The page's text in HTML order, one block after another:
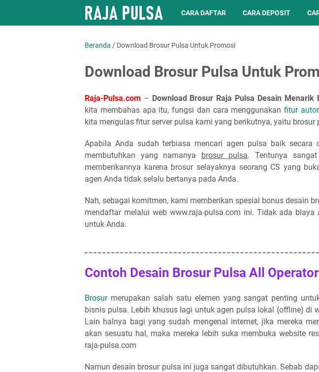
CARA DAFTAR CARA DEPOSIT
Beranda / Download Brosur Pulsa Untuk Promosi
Download Brosur Pulsa Untuk
Raja-Pulsa.com – Download Brosur Raja Pulsa Desain Menarik
kita membahas apa itu, fungsi dan cara menggunakan fitur
kita mengulas fitur server pulsa kami yang berikutnya, yaitu brosur
Apabila Anda sudah terbiasa mencari agen pulsa baik secara
membutuhkan yang namanya brosur pulsa. Tentunya
memberikannya karena brosur selayaknya seorang CS yang
agen Anda tidak selalu bertanya pada Anda.
Nah, sebagai komitmen, kami memberikan spesial bonus desain
mendaftar melalui web www.raja-pulsa.com ini. Tidak ada biaya
untuk Anda.
Contoh Desain Brosur Pulsa All Operator
Brosurmerupakan salah satu elemen yang sangat penting
bisnis pulsa. Lebih khusus lagi untuk agen pulsa lokal (offline) di
Lain halnya bagi yang sudah mengenal internet, jika mereka
akan sesuatu hal, maka mereka lebih suka membuka website
raja-pulsa.com
Namun desain brosur pulsa ini juga sangat dibutuhkan. Sebab